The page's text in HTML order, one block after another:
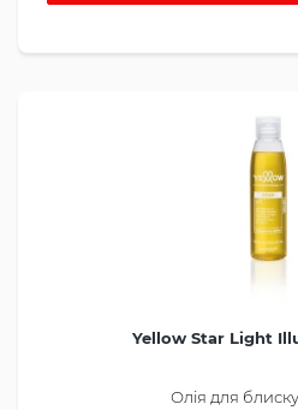
Yellow Star Light
Олія для